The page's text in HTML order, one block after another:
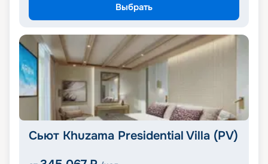
Выбрать
Сьют Khuzama Presidential Villa (PV)